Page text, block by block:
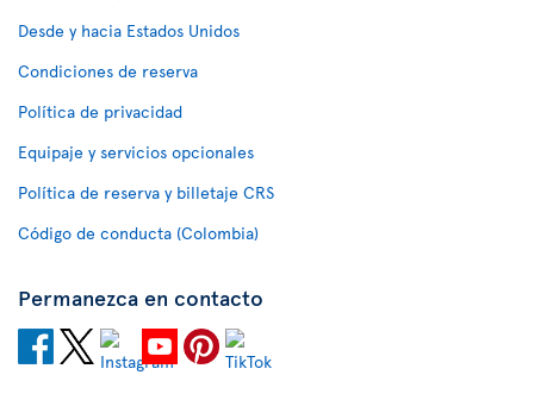
Desde y hacia Estados Unidos
Condiciones de reserva
Política de privacidad
Equipaje y servicios opcionales
Política de reserva y billetaje CRS
Código de conducta (Colombia)
Permanezca en contacto